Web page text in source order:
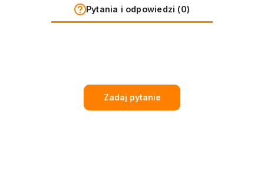
Pytania i odpowiedzi (0)
Zadaj pytanie